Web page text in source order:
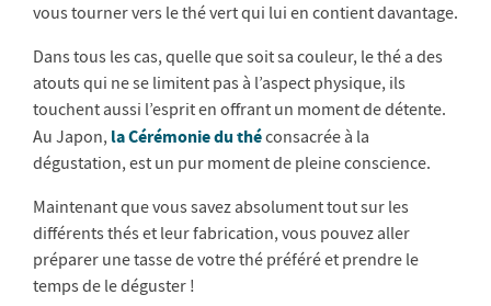
vous tourner vers le thé vert qui lui en contient davantage.
Dans tous les cas, quelle que soit sa couleur, le thé a des
atouts qui ne se limitent pas à l’aspect physique, ils
touchent aussi l’esprit en offrant un moment de détente.
Au Japon, la Cérémonie du théconsacrée à la
dégustation, est un pur moment de pleine conscience.
Maintenant que vous savez absolument tout sur les
différents thés et leur fabrication, vous pouvez aller
préparer une tasse de votre thé préféré et prendre le
temps de le déguster !